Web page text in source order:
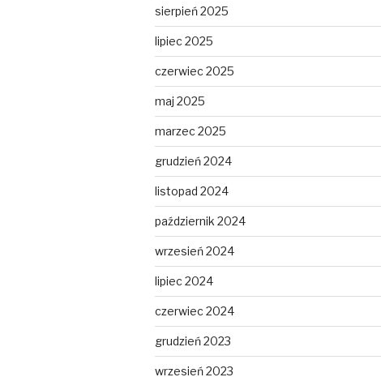
sierpień 2025
lipiec 2025
czerwiec 2025
maj 2025
marzec 2025
grudzień 2024
listopad 2024
październik 2024
wrzesień 2024
lipiec 2024
czerwiec 2024
grudzień 2023
wrzesień 2023